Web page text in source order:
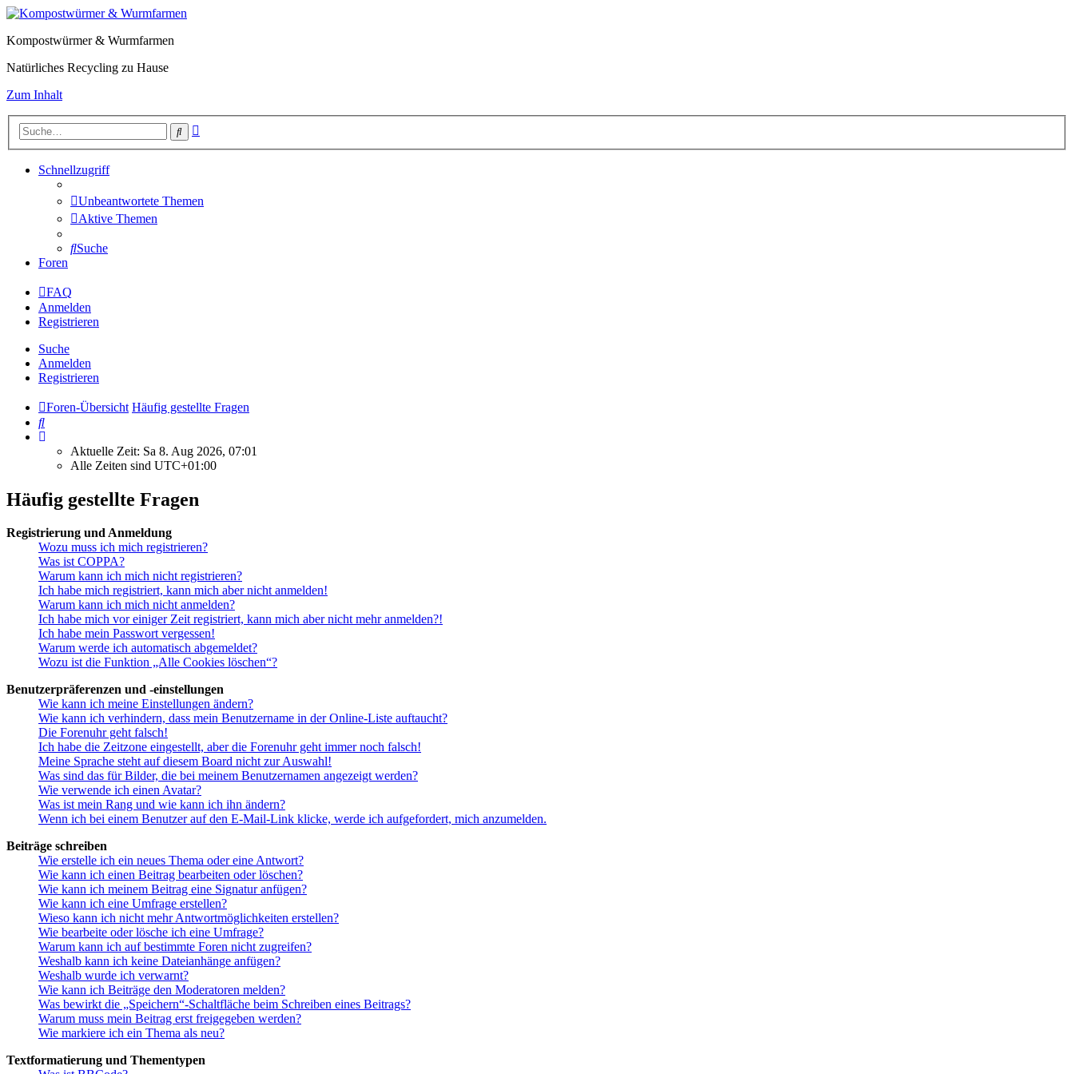
Kompostwürmer & Wurmfarmen
Natürliches Recycling zu Hause
Zum Inhalt
Suche
Schnellzugriff
Unbeantwortete Themen
Aktive Themen
Suche
Foren
FAQ
Anmelden
Registrieren
Suche
Anmelden
Registrieren
Foren-Übersicht Häufig gestellte Fragen
Suche
Aktuelle Zeit: Sa 8. Aug 2026, 07:01
Alle Zeiten sind UTC+01:00
Häufig gestellte Fragen
Registrierung und Anmeldung
Wozu muss ich mich registrieren?
Was ist COPPA?
Warum kann ich mich nicht registrieren?
Ich habe mich registriert, kann mich aber nicht anmelden!
Warum kann ich mich nicht anmelden?
Ich habe mich vor einiger Zeit registriert, kann mich aber nicht mehr anmelden?!
Ich habe mein Passwort vergessen!
Warum werde ich automatisch abgemeldet?
Wozu ist die Funktion „Alle Cookies löschen“?
Benutzerpräferenzen und -einstellungen
Wie kann ich meine Einstellungen ändern?
Wie kann ich verhindern, dass mein Benutzername in der Online-Liste auftaucht?
Die Forenuhr geht falsch!
Ich habe die Zeitzone eingestellt, aber die Forenuhr geht immer noch falsch!
Meine Sprache steht auf diesem Board nicht zur Auswahl!
Was sind das für Bilder, die bei meinem Benutzernamen angezeigt werden?
Wie verwende ich einen Avatar?
Was ist mein Rang und wie kann ich ihn ändern?
Wenn ich bei einem Benutzer auf den E-Mail-Link klicke, werde ich aufgefordert, mich anzumelden.
Beiträge schreiben
Wie erstelle ich ein neues Thema oder eine Antwort?
Wie kann ich einen Beitrag bearbeiten oder löschen?
Wie kann ich meinem Beitrag eine Signatur anfügen?
Wie kann ich eine Umfrage erstellen?
Wieso kann ich nicht mehr Antwortmöglichkeiten erstellen?
Wie bearbeite oder lösche ich eine Umfrage?
Warum kann ich auf bestimmte Foren nicht zugreifen?
Weshalb kann ich keine Dateianhänge anfügen?
Weshalb wurde ich verwarnt?
Wie kann ich Beiträge den Moderatoren melden?
Was bewirkt die „Speichern“-Schaltfläche beim Schreiben eines Beitrags?
Warum muss mein Beitrag erst freigegeben werden?
Wie markiere ich ein Thema als neu?
Textformatierung und Thementypen